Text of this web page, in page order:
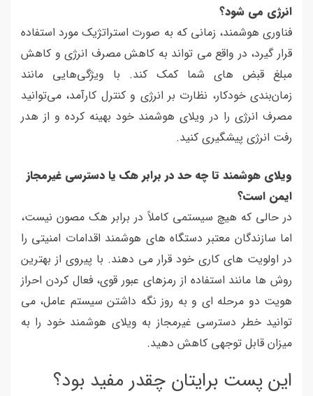
انرژی می شود؟
فناوری هوشمند، زمانی که به صورت استراتژیک مورد استفاده
قرار گیرد، در واقع می تواند به کاهش مصرف انرژی و کاهش
مبلغ قبض های شما کمک کند. با ویژگی‌هایی مانند
زمان‌بندی خودکار، نظارت بر انرژی و کنترل کارآمد، می‌توانید
مصرف انرژی را در ویلای هوشمند خود بهینه کرده و از هدر
رفت انرژی پیشگیری کنید.
ویلای هوشمند تا چه حد در برابر هک یا دسترسی غیرمجاز
ایمن است؟
در حالی که هیچ سیستمی کاملاً در برابر هک مصون نیست،
اما سازندگان معتبر دستگاه های هوشمند اقدامات امنیتی را
در اولویت های کاری خود قرار می دهند. با پیروی از بهترین
روش ها مانند استفاده از رمزهای عبور قوی، فعال کردن احراز
هویت دو مرحله ای و به روز نگه داشتن سیستم عامل، می
توانید خطر دسترسی غیرمجاز به ویلای هوشمند خود را به
میزان قابل توجهی کاهش دهید.
این پست برایتان چقدر مفید بود؟